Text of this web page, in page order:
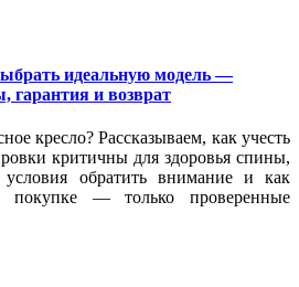
идеальную модель —
гарантия и возврат
кресло? Рассказываем, как учесть
критичны для здоровья спины,
обратить внимание и как
покупке — только проверенные